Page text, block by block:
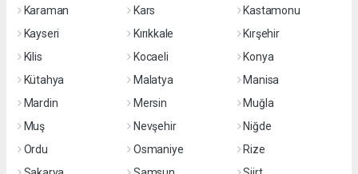
Karaman
Kars
Kastamonu
Kayseri
Kırıkkale
Kırşehir
Kilis
Kocaeli
Konya
Kütahya
Malatya
Manisa
Mardin
Mersin
Muğla
Muş
Nevşehir
Niğde
Ordu
Osmaniye
Rize